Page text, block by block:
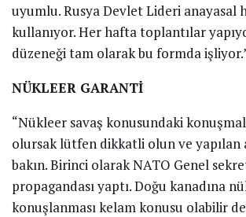
uyumlu. Rusya Devlet Lideri anayasal
kullanıyor. Her hafta toplantılar
düzeneği tam olarak bu formda
NÜKLEER GARANTİ
“Nükleer savaş konusundaki
olursak lütfen dikkatli olun ve yapılan
bakın. Birinci olarak NATO Genel
propagandası yaptı. Doğu kanadına
konuşlanması kelam konusu olabilir